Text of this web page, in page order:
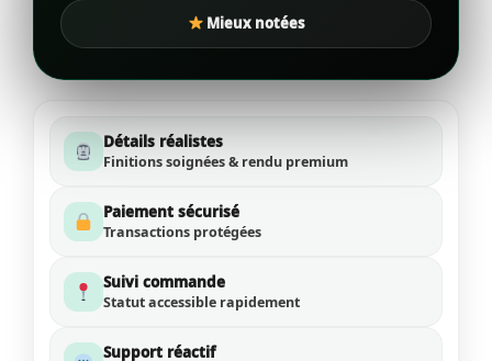
Mieux notées
Détails réalistes
Finitions soignées & rendu premium
Paiement sécurisé
Transactions protégées
Suivi commande
Statut accessible rapidement
Support réactif